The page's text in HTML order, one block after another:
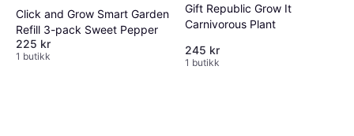
Click and Grow Smart Garden
Refill 3-pack Sweet Pepper
225 kr
1 butikk
Gift Republic Grow It
Carnivorous Plant
245 kr
1 butikk